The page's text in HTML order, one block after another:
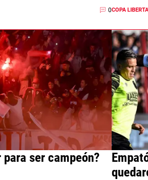
0COPA
ser campeón?